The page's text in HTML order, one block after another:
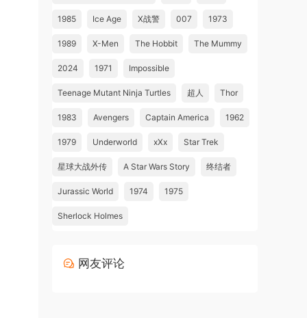
1985 Ice Age X战警 007 1973
1989 X-Men The Hobbit The Mummy
2024 1971 Impossible
Teenage Mutant Ninja Turtles 超人 Thor
1983 Avengers Captain America 1962
1979 Underworld xXx Star Trek
星球大战外传 A Star Wars Story 终结者
Jurassic World 1974 1975
Sherlock Holmes
网友评论